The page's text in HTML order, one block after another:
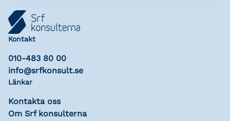
Kontakt
010-483 80 00
info@srfkonsult.se
Länkar
Kontakta oss
Om Srf konsulterna